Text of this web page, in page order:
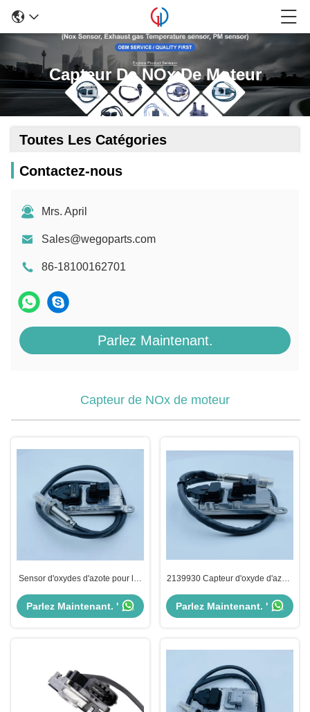
Capteur De NOx De Moteur
Toutes Les Catégories
Contactez-nous
Mrs. April
Sales@wegoparts.com
86-18100162701
Parlez Maintenant.
Capteur de NOx de moteur
Sensor d'oxydes d'azote pour les
5WK96752C 4326868
Parlez Maintenant. '
2139930 Capteur d'oxyde d'azote
5WK97348A 4326769 1953530
Parlez Maintenant. '